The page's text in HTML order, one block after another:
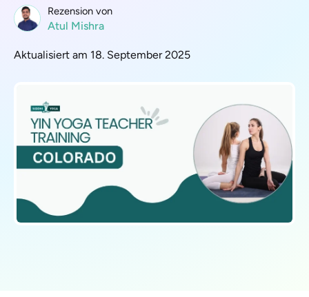
Rezension von
Atul Mishra
Aktualisiert am 18. September 2025